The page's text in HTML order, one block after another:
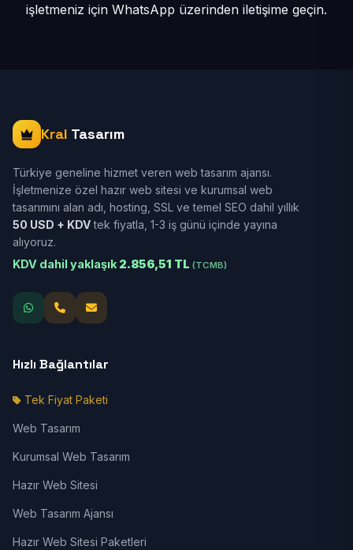
işletmeniz için WhatsApp üzerinden iletişime geçin.
Kral Tasarım
Türkiye geneline hizmet veren web tasarım ajansı.
İşletmenize özel hazır web sitesi ve kurumsal web
tasarımını alan adı, hosting, SSL ve temel SEO dahil yıllık
50 USD + KDVtek fiyatla, 1-3 iş günü içinde yayına
alıyoruz.
KDV dahil yaklaşık 2.856,51 TL (TCMB)
Hızlı Bağlantılar
Tek Fiyat Paketi
Web Tasarım
Kurumsal Web Tasarım
Hazır Web Sitesi
Web Tasarım Ajansı
Hazır Web Sitesi Paketleri